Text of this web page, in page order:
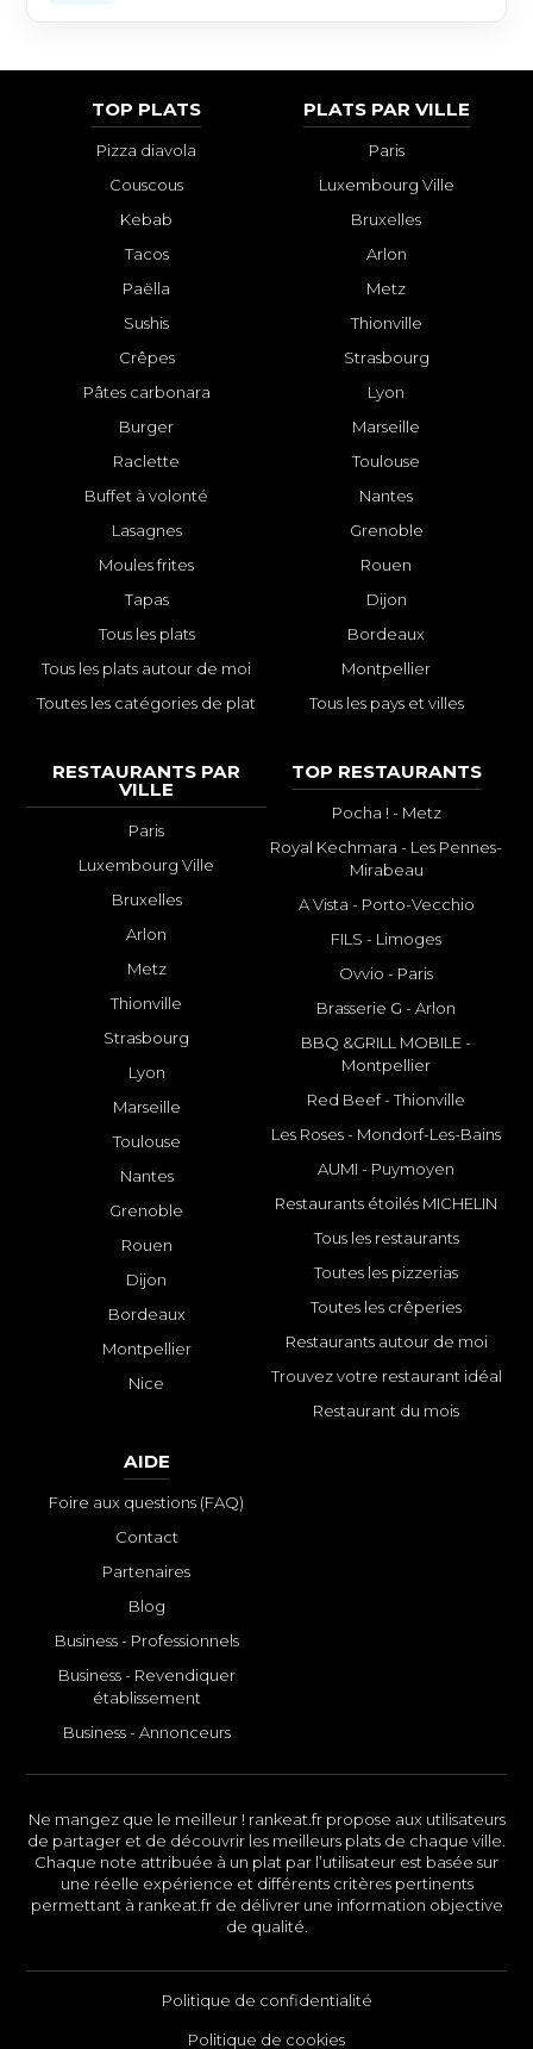
TOP PLATS
Pizza diavola
Couscous
Kebab
Tacos
Paëlla
Sushis
Crêpes
Pâtes carbonara
Burger
Raclette
Buffet à volonté
Lasagnes
Moules frites
Tapas
Tous les plats
Tous les plats autour de moi
Toutes les catégories de plat
PLATS PAR VILLE
Paris
Luxembourg Ville
Bruxelles
Arlon
Metz
Thionville
Strasbourg
Lyon
Marseille
Toulouse
Nantes
Grenoble
Rouen
Dijon
Bordeaux
Montpellier
Tous les pays et villes
RESTAURANTS PAR
VILLE
Paris
Luxembourg Ville
Bruxelles
Arlon
Metz
Thionville
Strasbourg
Lyon
Marseille
Toulouse
Nantes
Grenoble
Rouen
Dijon
Bordeaux
Montpellier
Nice
TOP RESTAURANTS
Pocha ! - Metz
Royal Kechmara - Les Pennes-
Mirabeau
A Vista - Porto-Vecchio
FILS - Limoges
Ovvio - Paris
Brasserie G - Arlon
BBQ &GRILL MOBILE -
Montpellier
Red Beef - Thionville
Les Roses - Mondorf-Les-Bains
AUMI - Puymoyen
Restaurants étoilés MICHELIN
Tous les restaurants
Toutes les pizzerias
Toutes les crêperies
Restaurants autour de moi
Trouvez votre restaurant idéal
Restaurant du mois
AIDE
Foire aux questions (FAQ)
Contact
Partenaires
Blog
Business - Professionnels
Business - Revendiquer
établissement
Business - Annonceurs
Ne mangez que le meilleur ! rankeat.fr propose aux utilisateurs
de partager et de découvrir les meilleurs plats de chaque ville.
Chaque note attribuée à un plat par l’utilisateur est basée sur
une réelle expérience et différents critères pertinents
permettant à rankeat.fr de délivrer une information objective
de qualité.
Politique de confidentialité
Politique de cookies